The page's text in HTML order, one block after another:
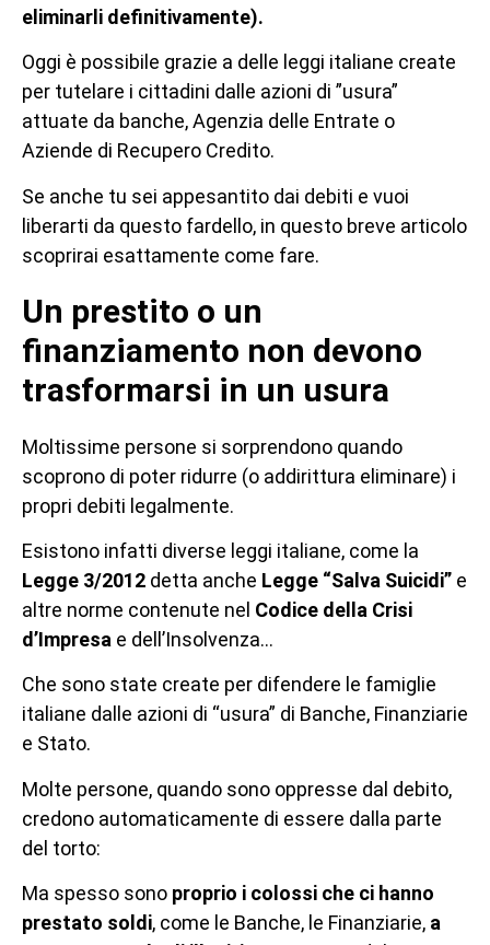
eliminarli definitivamente).
Oggi è possibile grazie a delle leggi italiane create
per tutelare i cittadini dalle azioni di ”usura”
attuate da banche, Agenzia delle Entrate o
Aziende di Recupero Credito.
Se anche tu sei appesantito dai debiti e vuoi
liberarti da questo fardello, in questo breve articolo
scoprirai esattamente come fare.
Un prestito o un
finanziamento non devono
trasformarsi in un usura
Moltissime persone si sorprendono quando
scoprono di poter ridurre (o addirittura eliminare) i
propri debiti legalmente.
Esistono infatti diverse leggi italiane, come la
Legge 3/2012 detta anche Legge “Salva Suicidi” e
altre norme contenute nel Codice della Crisi
d’Impresa e dell’Insolvenza…
Che sono state create per difendere le famiglie
italiane dalle azioni di “usura” di Banche, Finanziarie
e Stato.
Molte persone, quando sono oppresse dal debito,
credono automaticamente di essere dalla parte
del torto:
Ma spesso sono proprio i colossi che ci hanno
prestato soldi, come le Banche, le Finanziarie, a